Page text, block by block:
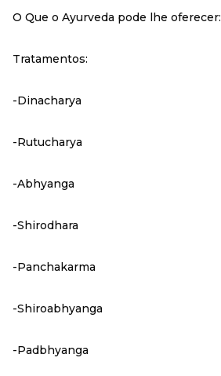
O Que o Ayurveda pode lhe oferecer:
Tratamentos:
-Dinacharya
-Rutucharya
-Abhyanga
-Shirodhara
-Panchakarma
-Shiroabhyanga
-Padbhyanga